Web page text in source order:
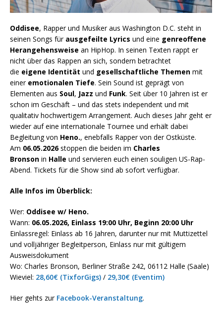
Oddisee, Rapper und Musiker aus Washington D.C. steht in
seinen Songs für ausgefeilte Lyrics und eine genreoffene
Herangehensweise an HipHop. In seinen Texten rappt er
nicht über das Rappen an sich, sondern betrachtet
die eigene Identität und gesellschaftliche Themen mit
einer emotionalen Tiefe. Sein Sound ist geprägt von
Elementen aus Soul, Jazz und Funk. Seit über 10 Jahren ist er
schon im Geschäft – und das stets independent und mit
qualitativ hochwertigem Arrangement. Auch dieses Jahr geht er
wieder auf eine internationale Tournee und erhält dabei
Begleitung von Heno., enebfalls Rapper von der Ostküste.
Am 06.05.2026stoppen die beiden im Charles
Bronson in Halle und servieren euch einen souligen US-Rap-
Abend. Tickets für die Show sind ab sofort verfügbar.
Alle Infos im Überblick:
Wer: Oddisee w/ Heno.
Wann: 06.05.2026, Einlass 19:00 Uhr, Beginn 20:00 Uhr
Einlassregel: Einlass ab 16 Jahren, darunter nur mit Muttizettel
und volljähriger Begleitperson, Einlass nur mit gültigem
Ausweisdokument
Wo: Charles Bronson, Berliner Straße 242, 06112 Halle (Saale)
Wieviel: 28,60€ (TixforGigs) / 29,30€ (Eventim)
Hier gehts zur Facebook-Veranstaltung.